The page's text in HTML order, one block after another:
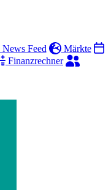
News Feed
Märkte
Finanzrechner